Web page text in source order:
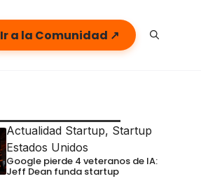
Ir a la Comunidad ↗
Actualidad Startup, Startup
Estados Unidos
Google pierde 4 veteranos de IA:
Jeff Dean funda startup